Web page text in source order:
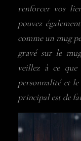
renforcer vos
pouvez
comme un mug
gravé sur le
veillez à ce
personnalité et
principal est de